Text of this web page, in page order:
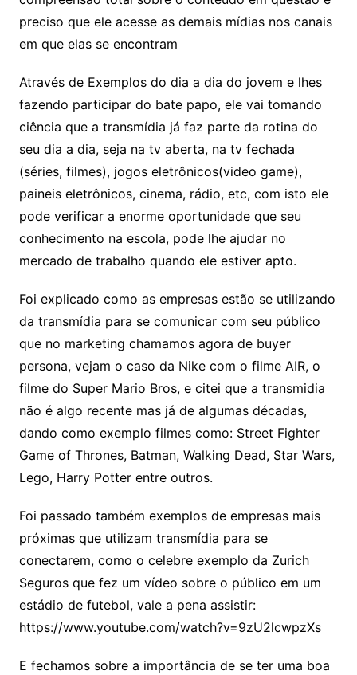
preciso que ele acesse as demais mídias nos canais
em que elas se encontram
Através de Exemplos do dia a dia do jovem e lhes
fazendo participar do bate papo, ele vai tomando
ciência que a transmídia já faz parte da rotina do
seu dia a dia, seja na tv aberta, na tv fechada
(séries, filmes), jogos eletrônicos(video game),
paineis eletrônicos, cinema, rádio, etc, com isto ele
pode verificar a enorme oportunidade que seu
conhecimento na escola, pode lhe ajudar no
mercado de trabalho quando ele estiver apto.
Foi explicado como as empresas estão se utilizando
da transmídia para se comunicar com seu público
que no marketing chamamos agora de buyer
persona, vejam o caso da Nike com o filme AIR, o
filme do Super Mario Bros, e citei que a transmidia
não é algo recente mas já de algumas décadas,
dando como exemplo filmes como: Street Fighter
Game of Thrones, Batman, Walking Dead, Star Wars,
Lego, Harry Potter entre outros.
Foi passado também exemplos de empresas mais
próximas que utilizam transmídia para se
conectarem, como o celebre exemplo da Zurich
Seguros que fez um vídeo sobre o público em um
estádio de futebol, vale a pena assistir:
https://www.youtube.com/watch?v=9zU2lcwpzXs
E fechamos sobre a importância de se ter uma boa